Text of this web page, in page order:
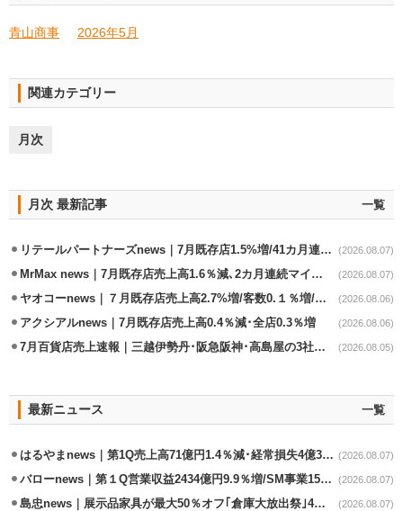
青山商事 2026年5月
関連カテゴリー
月次
月次 最新記事 一覧
リテールパートナーズnews｜7月既存店1.5%増/41カ月連続増 (2026.08.07)
MrMax news｜7月既存店売上高1.6％減､2カ月連続マイナス (2026.08.07)
ヤオコーnews｜７月既存店売上高2.7%増/客数0.１％増/客単価2.6％増 (2026.08.06)
アクシアルnews｜7月既存店売上高0.4％減･全店0.3％増 (2026.08.06)
7月百貨店売上速報｜三越伊勢丹･阪急阪神･高島屋の3社は増収 (2026.08.05)
最新ニュース 一覧
はるやまnews｜第1Q売上高71億円1.4％減･経常損失4億3800万円 (2026.08.07)
バローnews｜第１Q営業収益2434億円9.9％増/SM事業15.5％増と絶好調 (2026.08.07)
島忠news｜展示品家具が最大50％オフ｢倉庫大放出祭｣4店舗限定で開催 (2026.08.07)